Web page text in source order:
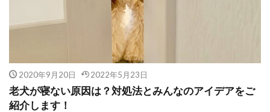
2020年9月20日 2022年5月23日
老犬が寝ない原因は？対処法とみんなのアイデアをご
紹介します！